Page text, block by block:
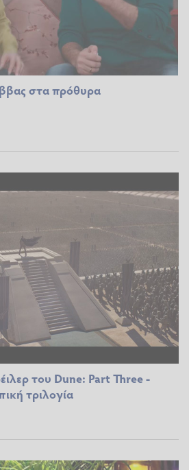
στα πρόθυρα
του Dune: Part Three -
τριλογία